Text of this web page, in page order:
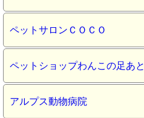
ペットサロンＣＯＣＯ
ペットショップわんこの足あと
アルプス動物病院